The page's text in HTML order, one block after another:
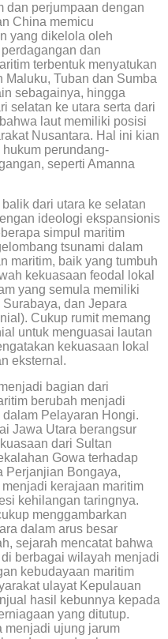
dan perjumpaan dengan
China memicu
yang dikelola oleh
dan
terbentuk menyatukan
Maluku, Tuban dan Sumba
sebagainya, hingga
selatan ke utara serta dari
laut memiliki posisi
Nusantara. Hal ini kian
perundang-
seperti Amanna
dari utara ke selatan
ideologi ekspansionis
simpul maritim
tsunami dalam
maritim, baik yang tumbuh
kekuasaan feodal lokal
yang semula memiliki
dan Jepara
Cukup rumit memang
untuk menguasai lautan
kekuasaan lokal
eksternal.
bagian dari
berubah menjadi
Pelayaran Hongi.
Jawa Utara berangsur
dari Sultan
Gowa terhadap
Perjanjian Bongaya,
kerajaan maritim
kehilangan taringnya.
menggambarkan
dalam arus besar
sejarah mencatat bahwa
berbagai wilayah menjadi
kebudayaan maritim
ulayat Kepulauan
hasil kebunnya kepada
yang ditutup.
menjadi ujung jarum